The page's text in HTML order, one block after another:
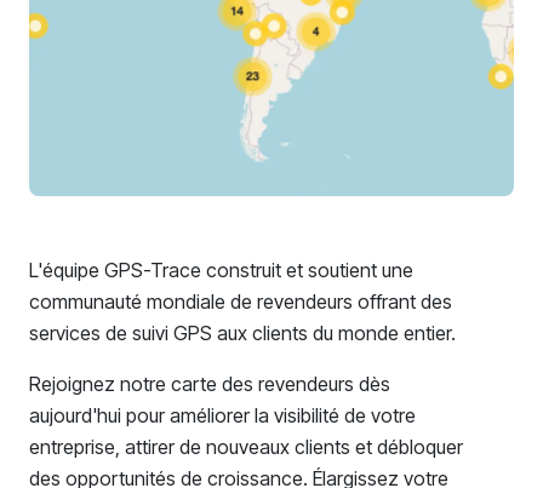
L'équipe GPS-Trace construit et soutient une
communauté mondiale de revendeurs offrant des
services de suivi GPS aux clients du monde entier.
Rejoignez notre carte des revendeurs dès
aujourd'hui pour améliorer la visibilité de votre
entreprise, attirer de nouveaux clients et débloquer
des opportunités de croissance. Élargissez votre